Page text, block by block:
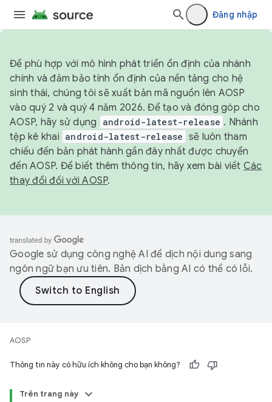
Đăng nhập
Để phù hợp với mô hình phát triển ổn định của nhánh
chính và đảm bảo tính ổn định của nền tảng cho hệ
sinh thái, chúng tôi sẽ xuất bản mã nguồn lên AOSP
vào quý 2 và quý 4 năm 2026. Để tạo và đóng góp cho
AOSP, hãy sử dụng
android-latest-release . Nhánh
tệp kê khai android-latest-release sẽ luôn tham
chiếu đến bản phát hành gần đây nhất được chuyển
đến AOSP. Để biết thêm thông tin, hãy xem bài viết Các
thay đổi đối với AOSP.
Google sử dụng công nghệ AI để dịch nội dung sang
ngôn ngữ bạn ưu tiên. Bản dịch bằng AI có thể có lỗi.
AOSP
Thông tin này có hữu ích không cho bạn không?
Trên trang này